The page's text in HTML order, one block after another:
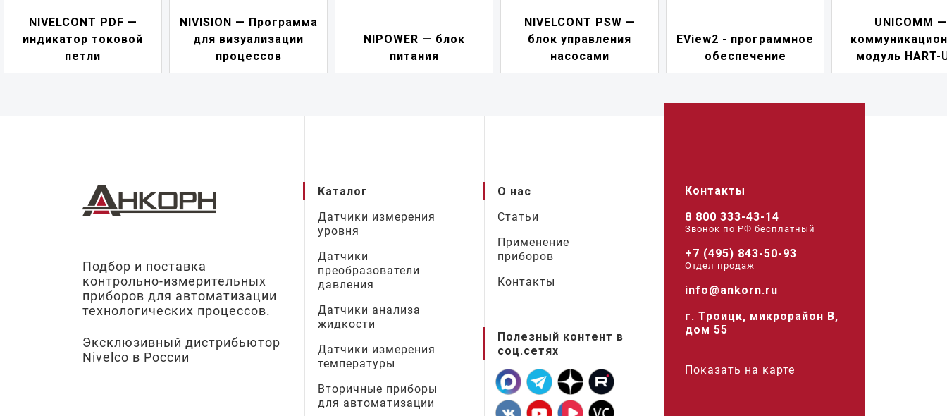
NIVELCONT PDF —
индикатор токовой
петли
NIVISION — Программа
для визуализации
процессов
NIPOWER — блок
питания
NIVELCONT PSW —
блок управления
насосами
EView2 - программное
обеспечение
UNICOMM —
модуль HART-
Подбор и поставка
контрольно-измерительных
приборов для автоматизации
технологических процессов.
Эксклюзивный дистрибьютор
Nivelco в России
Каталог
Датчики измерения
уровня
Датчики
преобразователи
давления
Датчики анализа
жидкости
Датчики измерения
температуры
Вторичные приборы
для автоматизации
О нас
Статьи
Применение
приборов
Контакты
Полезный контент в
соц.сетях
Контакты
8 800 333-43-14
Звонок по РФ беcплатный
+7 (495) 843-50-93
Отдел продаж
info@ankorn.ru
г. Троицк, микрорайон В,
дом 55
Показать на карте